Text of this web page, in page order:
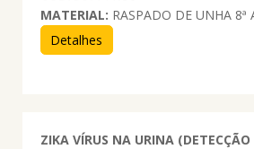
MATERIAL: RASPADO DE UNHA 8ª
Detalhes
ZIKA VÍRUS NA URINA